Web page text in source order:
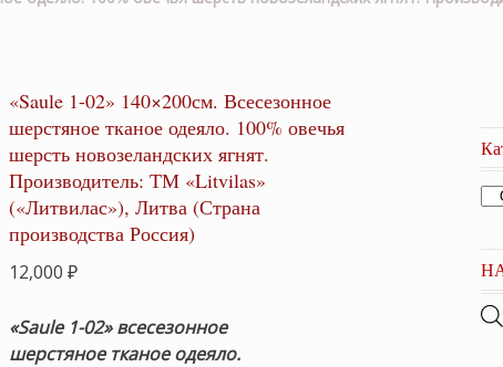
«Saule 1-02» 140×200см. Всесезонное
шерстяное тканое одеяло. 100% овечья
шерсть новозеландских ягнят.
Производитель: ТМ «Litvilas»
(«Литвилас»), Литва (Страна
производства Россия)
12,000 ₽
«Saule 1-02» всесезонное
шерстяное тканое одеяло.